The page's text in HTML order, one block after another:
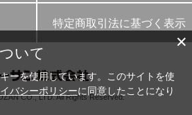
特定商取引法に基づく表示
CO., LTD. All Rights Reserved.
✕
いて
ーを使用しています。このサイトを使
バシーポリシーに同意したことになり